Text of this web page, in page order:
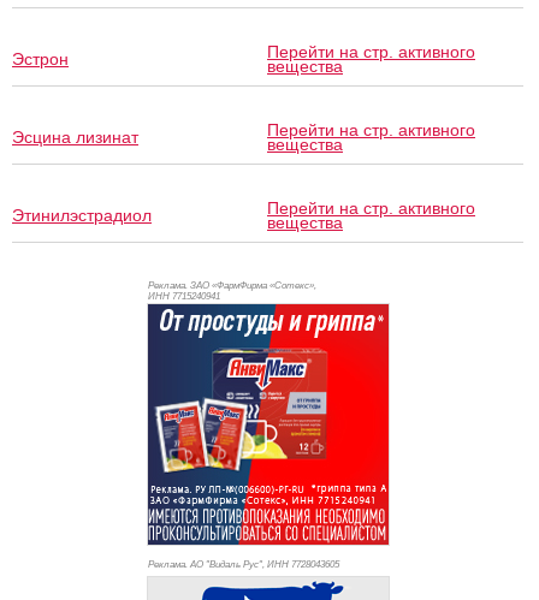
Эстрон Перейти на стр. активного
вещества
Эсцина лизинат Перейти на стр. активного
вещества
Этинилэстрадиол Перейти на стр. активного
вещества
Реклама. ЗАО «ФармФирма «Сотекс»,
ИНН 7715240941
Реклама. АО "Видаль Рус", ИНН 7728043605